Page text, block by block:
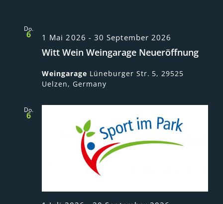
Do.
6 1 Mai 2026 -30 September 2026
Witt Wein Weingarage Neueröffnung
Weingarage Lüneburger Str. 5, 29525
Uelzen, Germany
Do.
6